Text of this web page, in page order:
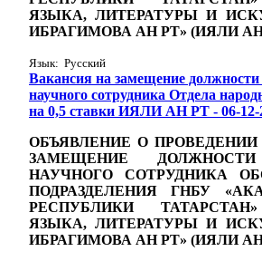
ЯЗЫКА, ЛИТЕРАТУРЫ И
ИБРАГИМОВА АН РТ» (ИЯЛИ
Язык: Русский
Вакансия на замещение
научного сотрудника Отдела
на 0,5 ставки ИЯЛИ АН РТ - 06-12-
ОБЪЯВЛЕНИЕ О
ЗАМЕЩЕНИЕ
НАУЧНОГО СОТРУДНИКА
ПОДРАЗДЕЛЕНИЯ ГНБУ
РЕСПУБЛИКИ
ЯЗЫКА, ЛИТЕРАТУРЫ И
ИБРАГИМОВА АН РТ» (ИЯЛИ